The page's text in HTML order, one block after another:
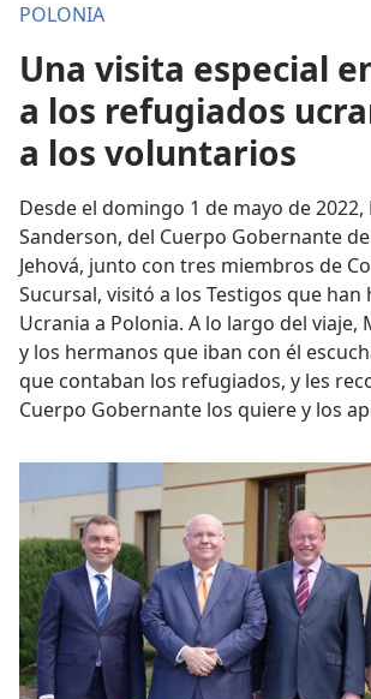
POLONIA
Una visita especial
a los refugiados
a los voluntarios
Desde el domingo 1 de mayo de
Sanderson, del Cuerpo Gobernante
Jehová, junto con tres miembros de
Sucursal, visitó a los Testigos que han
Ucrania a Polonia. A lo largo del viaje,
y los hermanos que iban con él
que contaban los refugiados, y les
Cuerpo Gobernante los quiere y los